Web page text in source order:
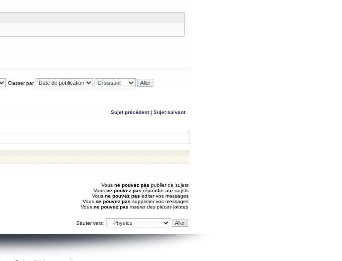
Classer par
Sujet précédent| Sujet suivant
Vous ne pouvez pas publier de sujets
Vous ne pouvez pas répondre aux sujets
Vous ne pouvez pas éditer vos messages
Vous ne pouvez pas supprimer vos messages
Vous ne pouvez pas insérer des pièces jointes
Sauter vers: